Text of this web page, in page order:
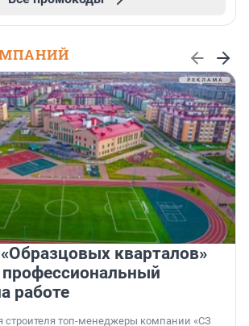
кварталов»
работе
строителя топ-менеджеры компании «СЗ